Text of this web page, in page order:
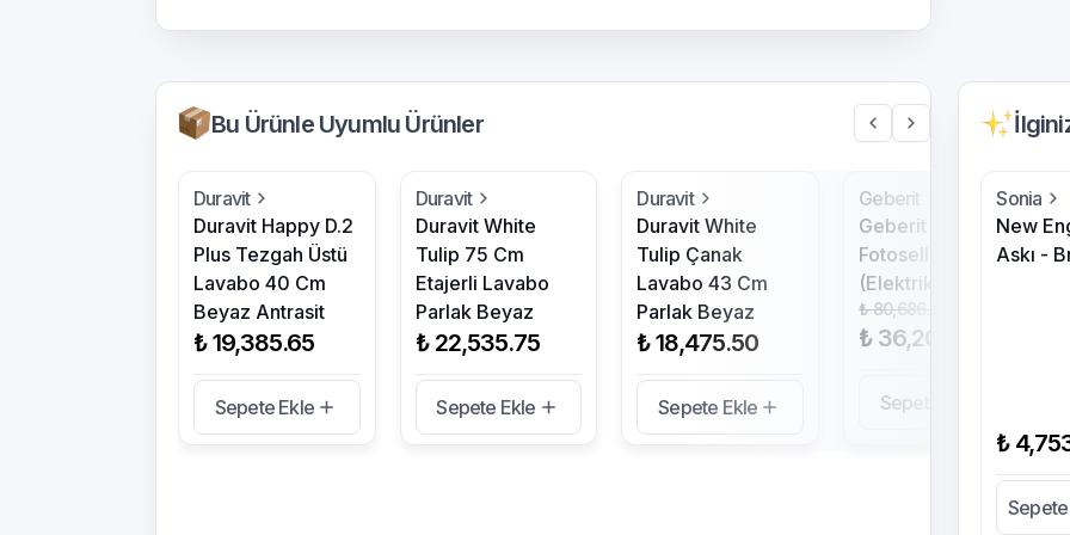
Bu Ürünle Uyumlu Ürünler
Duravit
Duravit Happy D.2
Plus Tezgah Üstü
Lavabo 40 Cm
Beyaz Antrasit
₺ 19,385.65
Sepete Ekle
Duravit
Duravit White
Tulip 75 Cm
Etajerli Lavabo
Parlak Beyaz
₺ 22,535.75
Sepete Ekle
Duravit
Duravit White
Tulip Çanak
Lavabo 43 Cm
Parlak Beyaz
₺ 18,475.50
Sepete Ekle
Geberit
Geberit Selva
Fotoselli Pisuvar
(Elektrikli)
₺ 80,686.00
₺ 36,200.00
Sepete Ekle
Sonia
New
Askı -
₺